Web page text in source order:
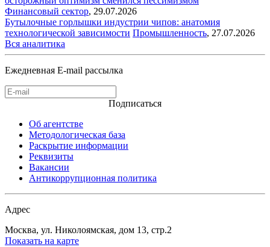
Финансовый сектор, 29.07.2026
Бутылочные горлышки индустрии чипов: анатомия
технологической зависимости Промышленность, 27.07.2026
Вся аналитика
Ежедневная E-mail рассылка
Подписаться
Об агентстве
Методологическая база
Раскрытие информации
Реквизиты
Вакансии
Антикоррупционная политика
Адрес
Москва, ул. Николоямская, дом 13, стр.2
Показать на карте